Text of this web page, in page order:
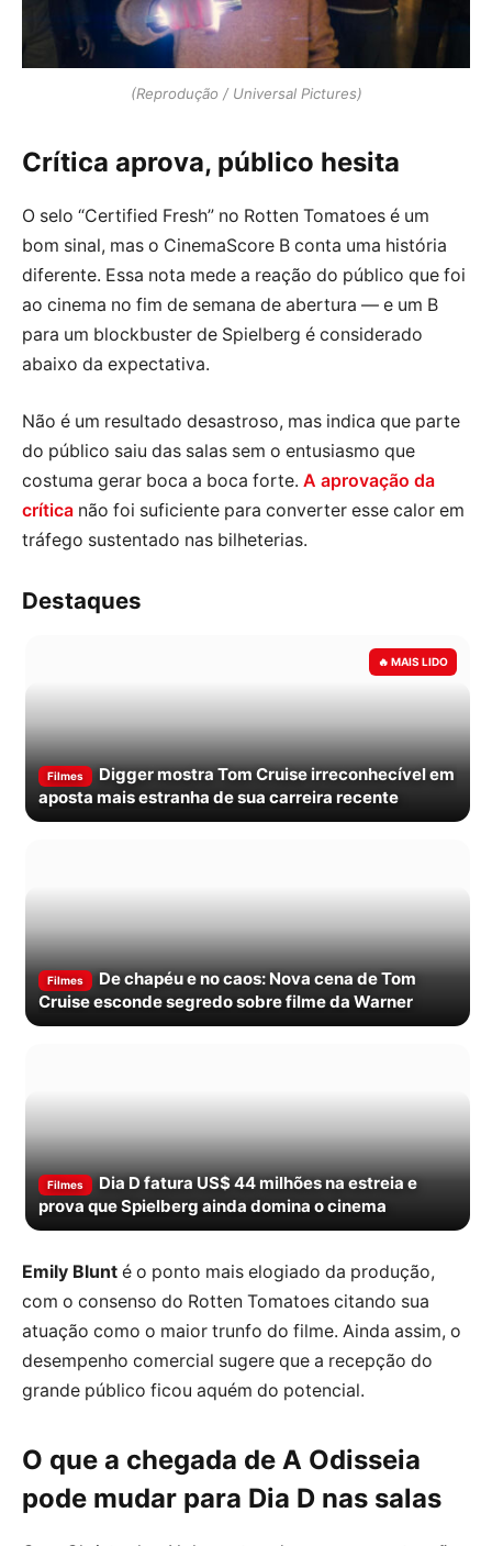
(Reprodução / Universal Pictures)
Crítica aprova, público hesita
O selo “Certified Fresh” no Rotten Tomatoes é um
bom sinal, mas o CinemaScore B conta uma história
diferente. Essa nota mede a reação do público que foi
ao cinema no fim de semana de abertura — e um B
para um blockbuster de Spielberg é considerado
abaixo da expectativa.
Não é um resultado desastroso, mas indica que parte
do público saiu das salas sem o entusiasmo que
costuma gerar boca a boca forte. A aprovação da
crítica não foi suficiente para converter esse calor em
tráfego sustentado nas bilheterias.
Destaques
Filmes
Digger mostra Tom Cruise irreconhecível em
aposta mais estranha de sua carreira recente
Filmes
De chapéu e no caos: Nova cena de Tom
Cruise esconde segredo sobre filme da Warner
Filmes
Dia D fatura US$ 44 milhões na estreia e
prova que Spielberg ainda domina o cinema
Emily Blunt é o ponto mais elogiado da produção,
com o consenso do Rotten Tomatoes citando sua
atuação como o maior trunfo do filme. Ainda assim, o
desempenho comercial sugere que a recepção do
grande público ficou aquém do potencial.
O que a chegada de A Odisseia
pode mudar para Dia D nas salas